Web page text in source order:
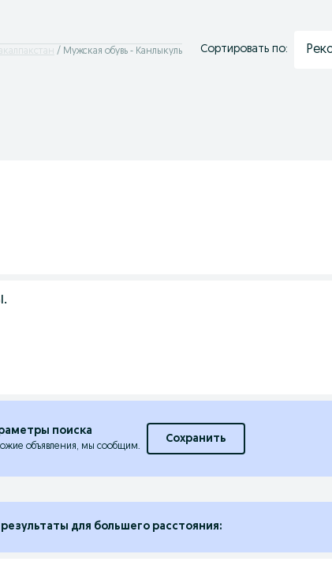
Мужская обувь - Канлыкуль Сортировать по:
поиска
объявления, мы сообщим.
Сохранить
для большего расстояния: